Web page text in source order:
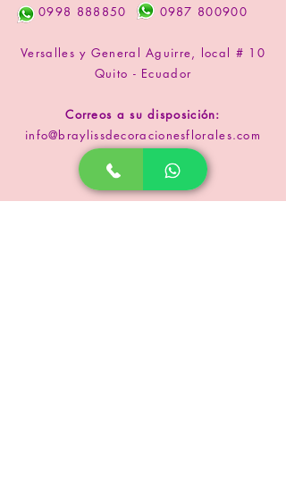
0998 888850
0987 800900
Versalles y General Aguirre, local # 10
Quito - Ecuador
Correos a su disposición:
info@braylissdecoracionesflorales.com